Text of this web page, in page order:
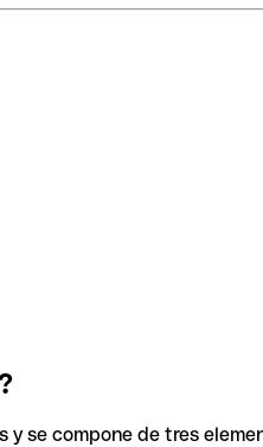
se compone de tres